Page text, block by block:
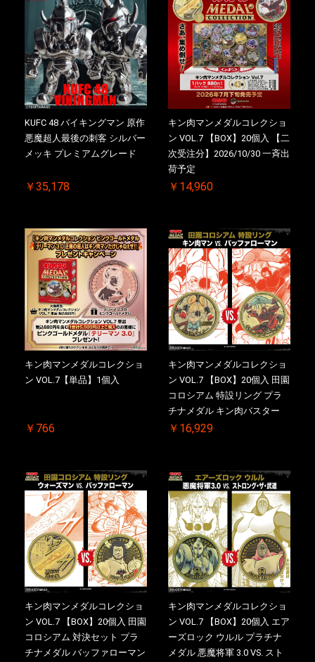
KUFC 48 バイキングマン 原作
悪魔超人最後の刺客 シルバー
メッキ プレミアムグレード
￥35,178
キン肉マンメダルコレクショ
ン VOL.7 【BOX】20個入 【二
次受注分】2026/10/30 一斉出
荷予定
￥14,960
キン肉マンメダルコレクショ
ン VOL.7【単品】1個入
￥766
キン肉マンメダルコレクショ
ン VOL.7 【BOX】20個入 田園
コロシアム 特設リング プラ
チナメダル キン肉バスター
VS. キン肉バスターやぶり ケ
【二次受注分】2026/10/30 一
斉出荷予定
￥16,929
キン肉マンメダルコレクショ
ン VOL.7 【BOX】20個入 田園
コロシアム 対決セット プラ
チナメダル バッファローマン
キン肉マンメダルコレクショ
ン VOL.7 【BOX】20個入 エア
ーズロック ウルル プラチナ
メダル 悪魔将軍 3.0 VS. スト